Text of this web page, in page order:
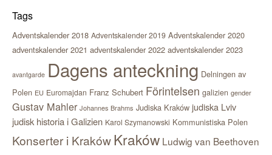
Tags
Adventskalender 2018 Adventskalender 2019 Adventskalender 2020
adventskalender 2021 adventskalender 2022 adventskalender 2023
avantgarde Dagens anteckning Delningen av
Polen EU Euromajdan Franz Schubert Förintelsen galizien gender
Gustav Mahler Johannes Brahms Judiska Kraków judiska Lviv
judisk historia i Galizien Karol Szymanowski Kommunistiska Polen
Konserter i KrakówKraków Ludwig van Beethoven